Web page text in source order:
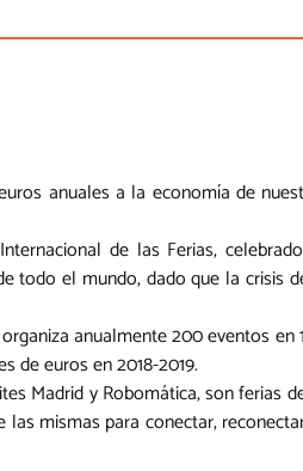
anuales a la economía de
de las Ferias,
todo el mundo, dado que la crisis
anualmente 200 eventos en
de euros en 2018-2019.
Madrid y Robomática, son ferias
mismas para conectar,